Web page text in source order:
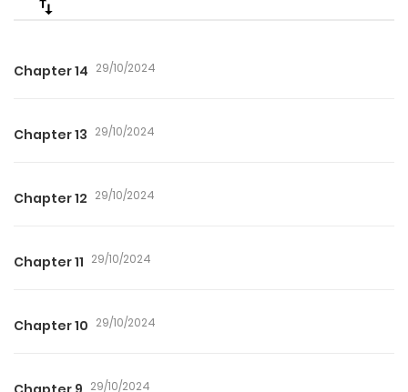
Chapter 14 29/10/2024
Chapter 13 29/10/2024
Chapter 12 29/10/2024
Chapter 11 29/10/2024
Chapter 10 29/10/2024
29/10/2024